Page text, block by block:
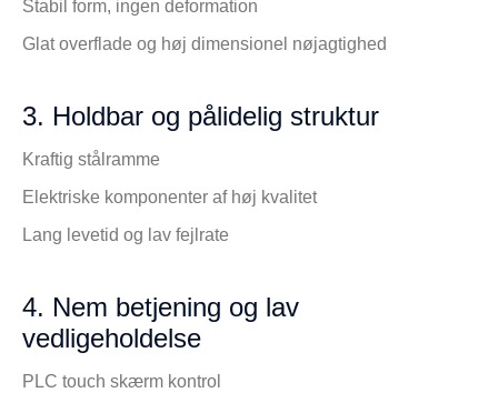
Stabil form, ingen deformation
Glat overflade og høj dimensionel nøjagtighed
3. Holdbar og pålidelig struktur
Kraftig stålramme
Elektriske komponenter af høj kvalitet
Lang levetid og lav fejlrate
4. Nem betjening og lav
vedligeholdelse
PLC touch skærm kontrol